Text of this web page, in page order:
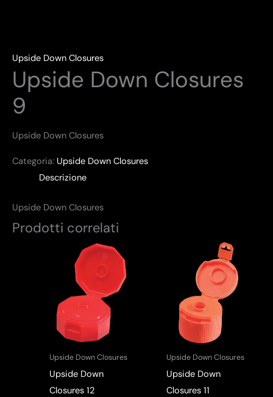
Upside Down Closures
Upside Down Closures
9
Upside Down Closures
Categoria: Upside Down Closures
Descrizione
Upside Down Closures
Prodotti correlati
Upside Down Closures
Upside Down
Closures 12
Upside Down Closures
Upside Down
Closures 11